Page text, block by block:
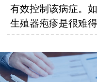
有效控制该病症。
生殖器疱疹是很难